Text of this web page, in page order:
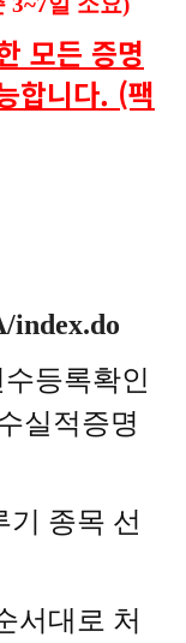
모든 증명
합니다. (팩
index.do
등록확인
실적증명
종목 선
서대로 처